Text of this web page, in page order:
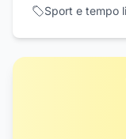
Sport e tempo